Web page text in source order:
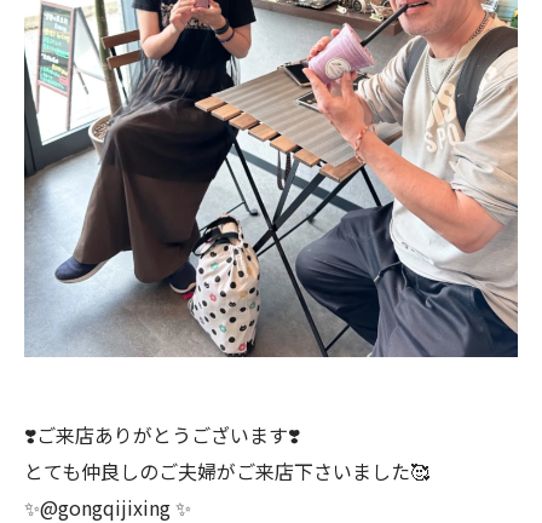
❣️ご来店ありがとうございます❣️
とても仲良しのご夫婦がご来店下さいました🥰
✨@gongqijixing ✨